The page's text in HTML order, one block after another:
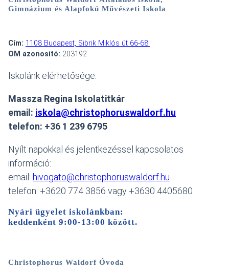
Gimnázium és Alapfokú Művészeti Iskola
Cím: 1108 Budapest, Sibrik Miklós út 66-68.
OM azonosító: 203192
Iskolánk elérhetősége:
Massza Regina Iskolatitkár
email: iskola@christophoruswaldorf.hu
telefon: +36 1 239 6795
Nyílt napokkal és jelentkezéssel kapcsolatos
információ:
email: hivogato@christophoruswaldorf.hu
telefon: +3620 774 3856 vagy +3630 4405680
Nyári ügyelet iskolánkban:
keddenként 9:00-13:00 között.
Christophorus Waldorf Óvoda